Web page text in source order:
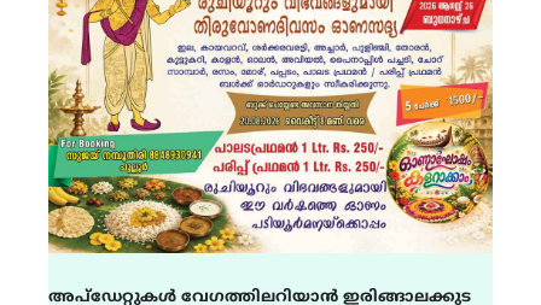
അപ്ഡേറ്റുകൾ വേഗത്തിലറിയാൻ ഇരിങ്ങാലക്കുട